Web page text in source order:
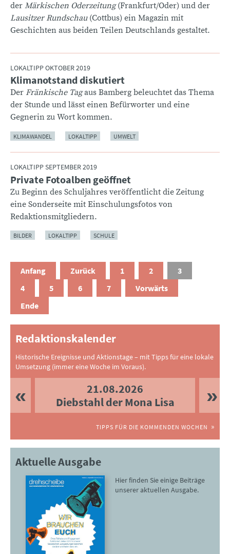
der Märkischen Oderzeitung(Frankfurt/Oder) und der
Lausitzer Rundschau(Cottbus) ein Magazin mit
Geschichten aus beiden Teilen Deutschlands gestaltet.
LOKALTIPP OKTOBER 2019
:Klimanotstand diskutiert
Der Fränkische Tagaus Bamberg beleuchtet das Thema
der Stunde und lässt einen Befürworter und eine
Gegnerin zu Wort kommen.
KLIMAWANDEL LOKALTIPP UMWELT
LOKALTIPP SEPTEMBER 2019
:Private Fotoalben geöffnet
Zu Beginn des Schuljahres veröffentlicht die Zeitung
eine Sonderseite mit Einschulungsfotos von
Redaktionsmitgliedern.
BILDER LOKALTIPP SCHULE
Anfang Zurück 1 2
3
4
5 6 7
Vorwärts
Ende
Redaktionskalender
Historische Ereignisse und Aktionstage – mit Tipps für eine lokale
Umsetzung (immer eine Woche im Voraus).
21.08.2026
Diebstahl der Mona Lisa
TIPPS FÜR DIE KOMMENDEN WOCHEN
Aktuelle Ausgabe
Hier finden Sie einige Beiträge
unserer aktuellen Ausgabe.